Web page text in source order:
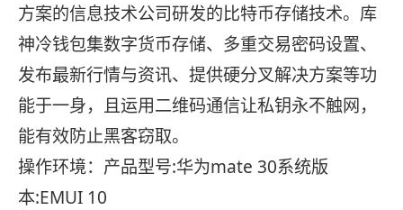
方案的信息技术公司研发的比特币存储技术。库
神冷钱包集数字货币存储、多重交易密码设置、
发布最新行情与资讯、提供硬分叉解决方案等功
能于一身，且运用二维码通信让私钥永不触网，
能有效防止黑客窃取。
操作环境：产品型号:华为mate 30系统版
本:EMUI 10